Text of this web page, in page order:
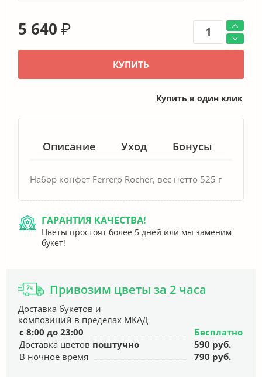
5 640 ₽
КУПИТЬ
Купить в один клик
Описание Уход Бонусы
Набор конфет Ferrero Rocher, вес нетто 525 г
ГАРАНТИЯ КАЧЕСТВА!
Цветы простоят более 5 дней или мы заменим
букет!
Привозим цветы за 2 часа
Доставка букетов и
композиций в пределах МКАД
с 8:00 до 23:00
Бесплатно
Доставка цветов поштучно
590 руб.
В ночное время
790 руб.